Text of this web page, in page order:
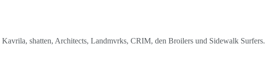
Kavrila, shatten, Architects, Landmvrks, CRIM, den Broilers und Sidewalk